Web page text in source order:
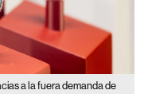
a la fuera demanda de